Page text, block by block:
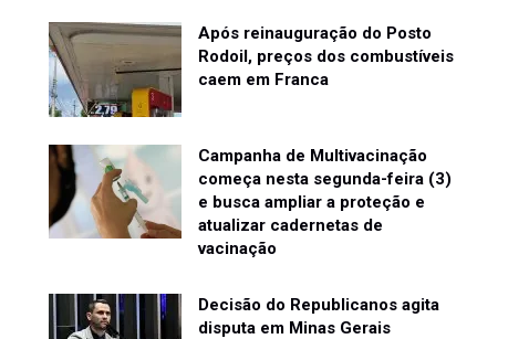
Após reinauguração do Posto
Rodoil, preços dos combustíveis
caem em Franca
Campanha de Multivacinação
começa nesta segunda-feira (3)
e busca ampliar a proteção e
atualizar cadernetas de
vacinação
Decisão do Republicanos agita
disputa em Minas Gerais